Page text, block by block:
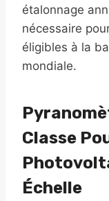
étalonnage
nécessaire
éligibles à la
mondiale.
Classe
Échelle